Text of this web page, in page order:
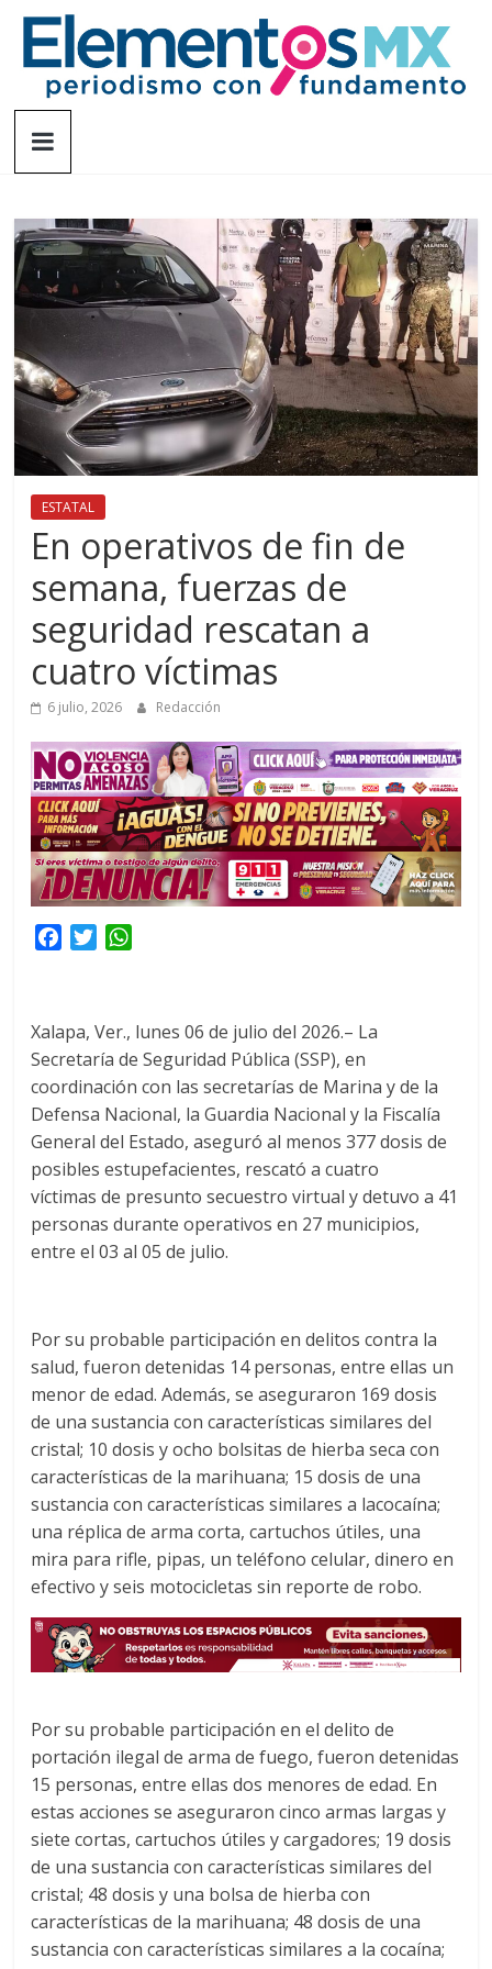
Saltar
contenido
Elementosmx
fundamento
ESTATAL
En operativos de fin de
semana, fuerzas de
seguridad rescatan a
cuatro víctimas
6 julio, 2026 Redacción
b
o
o
k
T
t
e
r
s
A
p
p
Xalapa, Ver., lunes 06 de julio del 2026.– La
Secretaría de Seguridad Pública (SSP), en
coordinación con las secretarías de Marina y de la
Defensa Nacional, la Guardia Nacional y la Fiscalía
General del Estado, aseguró al menos 377 dosis de
posibles estupefacientes, rescató a cuatro
víctimas de presunto secuestro virtual y detuvo a 41
personas durante operativos en 27 municipios,
entre el 03 al 05 de julio.
Por su probable participación en delitos contra la
salud, fueron detenidas 14 personas, entre ellas un
menor de edad. Además, se aseguraron 169 dosis
de una sustancia con características similares del
cristal; 10 dosis y ocho bolsitas de hierba seca con
características de la marihuana; 15 dosis de una
sustancia con características similares a lacocaína;
una réplica de arma corta, cartuchos útiles, una
mira para rifle, pipas, un teléfono celular, dinero en
efectivo y seis motocicletas sin reporte de robo.
Por su probable participación en el delito de
portación ilegal de arma de fuego, fueron detenidas
15 personas, entre ellas dos menores de edad. En
estas acciones se aseguraron cinco armas largas y
siete cortas, cartuchos útiles y cargadores; 19 dosis
de una sustancia con características similares del
cristal; 48 dosis y una bolsa de hierba con
características de la marihuana; 48 dosis de una
sustancia con características similares a la cocaína;